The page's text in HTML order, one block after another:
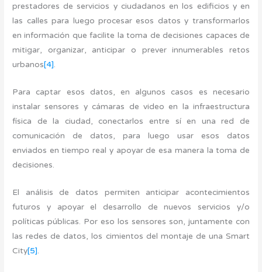
prestadores de servicios y ciudadanos en los edificios y en
las calles para luego procesar esos datos y transformarlos
en información que facilite la toma de decisiones capaces de
mitigar, organizar, anticipar o prever innumerables retos
urbanos[4].
Para captar esos datos, en algunos casos es necesario
instalar sensores y cámaras de video en la infraestructura
física de la ciudad, conectarlos entre sí en una red de
comunicación de datos, para luego usar esos datos
enviados en tiempo real y apoyar de esa manera la toma de
decisiones.
El análisis de datos permiten anticipar acontecimientos
futuros y apoyar el desarrollo de nuevos servicios y/o
políticas públicas. Por eso los sensores son, juntamente con
las redes de datos, los cimientos del montaje de una Smart
City[5].